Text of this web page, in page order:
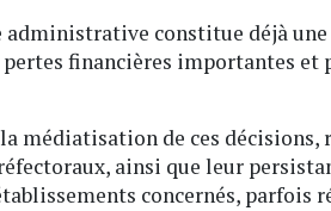
constitue déjà
financières importantes et
médiatisation de ces décisions,
ainsi que leur
concernés, parfois